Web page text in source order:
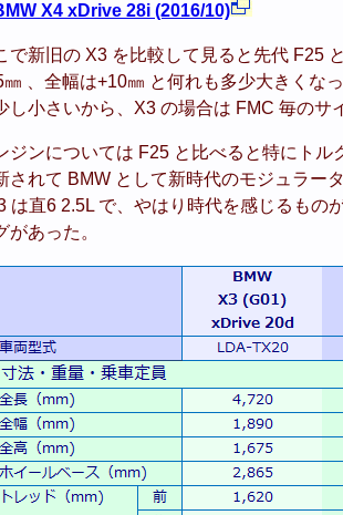
X4 xDrive 28i (2016/10)
で新旧の X3 を比較して見ると先代 F25
㎜ 、全幅は+10㎜ と何れも多少大きくな
し小さいから、X3 の場合は FMC 毎の
ジンについては F25 と比べると特にト
されて BMW として新時代のモジュラー
は直6 2.5L で、やはり時代を感じるもの
があった。